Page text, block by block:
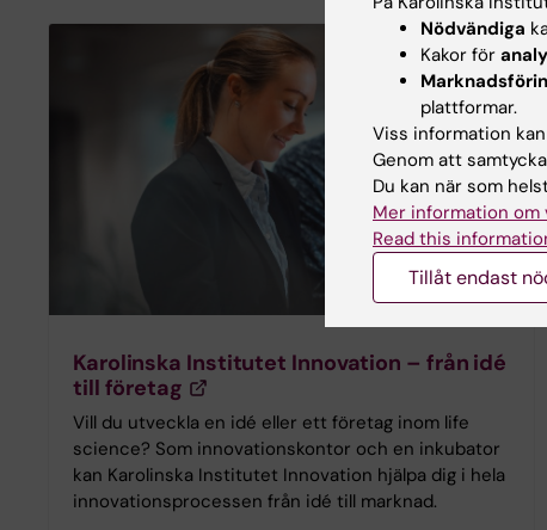
Karolinska Institutet Innovation – från idé
till företag
Vill du utveckla en idé eller ett företag inom life
science? Som innovationskontor och en inkubator
kan Karolinska Institutet Innovation hjälpa dig i hela
innovationsprocessen från idé till marknad.
Nödvändiga
Kakor för
plattformar.
Viss information
Genom att
Du kan när som
Mer information om
Read this
Tillåt endast